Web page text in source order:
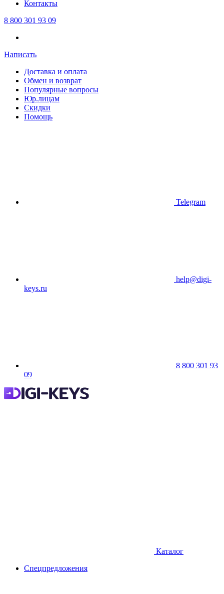
Контакты
8 800 301 93 09
Написать
Доставка и оплата
Обмен и возврат
Популярные вопросы
Юр.лицам
Скидки
Помощь
Telegram
help@digi-
keys.ru
8 800 301 93
09
Каталог
Спецпредложения